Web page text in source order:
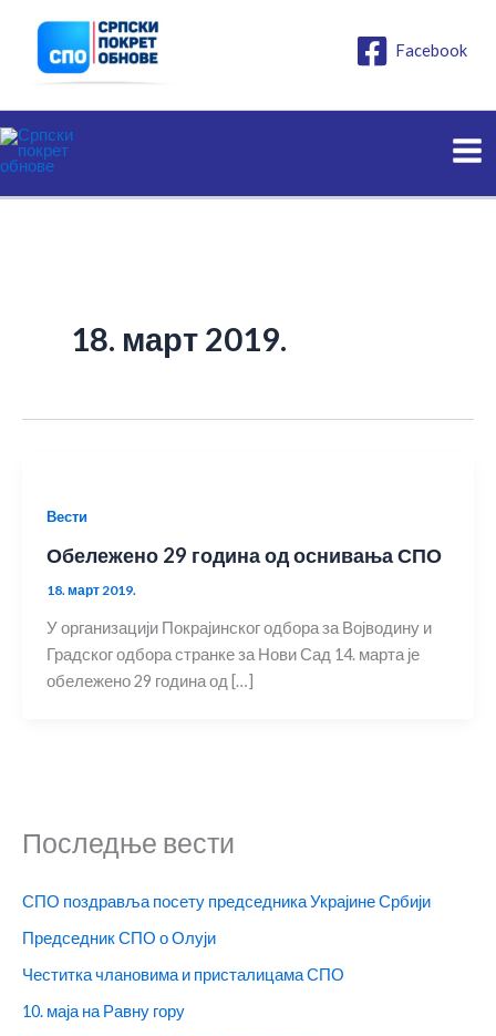
садржај
Facebook
18. март 2019.
Вести
Обележено 29 година од оснивања СПО
18. март 2019.
У организацији Покрајинског одбора за Војводину и
Градског одбора странке за Нови Сад 14. марта је
обележено 29 година од […]
Последње вести
СПО поздравља посету председника Украјине Србији
Председник СПО о Олуји
Честитка члановима и присталицама СПО
10. маја на Равну гору